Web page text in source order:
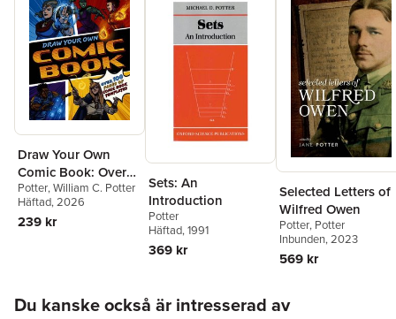
Draw Your Own
Comic Book: Over
100 Pages of Comic
Book Templates
Potter,William C. Potter
Häftad, 2026
239 kr
Sets: An
Introduction
Potter
Häftad, 1991
369 kr
Selected Letters of
Wilfred Owen
Potter, Potter
Inbunden, 2023
569 kr
Du kanske också är intresserad av